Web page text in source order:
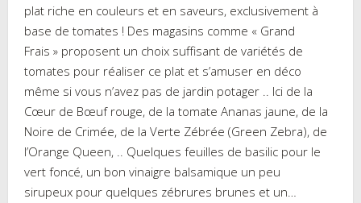
plat riche en couleurs et en saveurs, exclusivement à
base de tomates ! Des magasins comme « Grand
Frais » proposent un choix suffisant de variétés de
tomates pour réaliser ce plat et s’amuser en déco
même si vous n’avez pas de jardin potager .. Ici de la
Cœur de Bœuf rouge, de la tomate Ananas jaune, de la
Noire de Crimée, de la Verte Zébrée (Green Zebra), de
l’Orange Queen, .. Quelques feuilles de basilic pour le
vert foncé, un bon vinaigre balsamique un peu
sirupeux pour quelques zébrures brunes et un…